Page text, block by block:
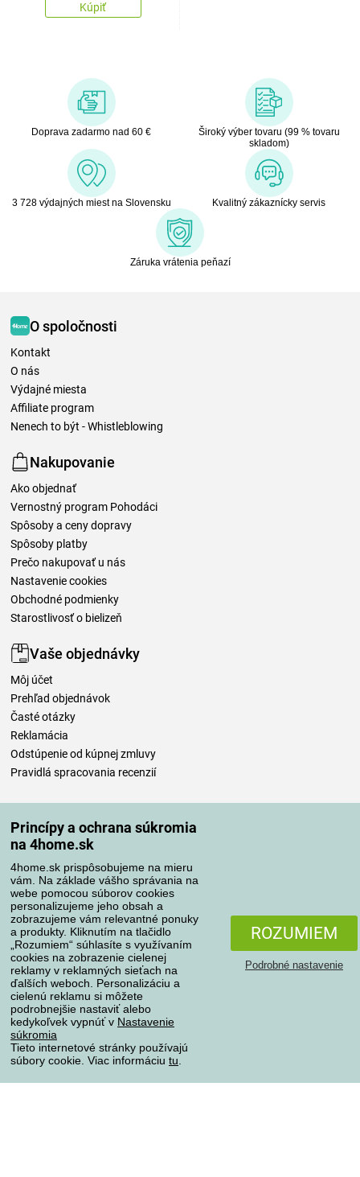
Princípy a ochrana súkromia
na 4home.sk
4home.sk prispôsobujeme na mieru
vám. Na základe vášho správania na
webe pomocou súborov cookies
personalizujeme jeho obsah a
zobrazujeme vám relevantné ponuky
a produkty. Kliknutím na tlačidlo
„Rozumiem“ súhlasíte s využívaním
cookies na zobrazenie cielenej
reklamy v reklamných sieťach na
ďalších weboch. Personalizáciu a
cielenú reklamu si môžete
podrobnejšie nastaviť alebo
kedykoľvek vypnúť v Nastavenie
súkromia
Tieto internetové stránky používajú
súbory cookie. Viac informáciu tu
ROZUMIEM
Podrobné nastavenie
Kúpiť
Doprava zadarmo nad 60 €
Široký výber tovaru (99 % tovaru
skladom)
3 728 výdajných miest na Slovensku Kvalitný zákaznícky servis
Záruka vrátenia peňazí
O spoločnosti
Kontakt
O nás
Výdajné miesta
Affiliate program
Nenech to být - Whistleblowing
Nakupovanie
Ako objednať
Vernostný program Pohodáci
Spôsoby a ceny dopravy
Spôsoby platby
Prečo nakupovať u nás
Nastavenie cookies
Obchodné podmienky
Starostlivosť o bielizeň
Vaše objednávky
Môj účet
Prehľad objednávok
Časté otázky
Reklamácia
Odstúpenie od kúpnej zmluvy
Pravidlá spracovania recenzií
Spôsoby platby
Spoľahlivý obchod